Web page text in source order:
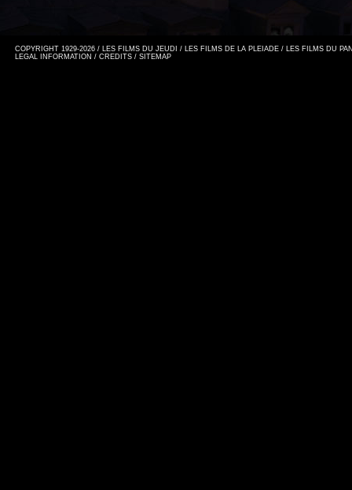
COPYRIGHT 1929-2026 / LES FILMS DU JEUDI / LES FILMS DE LA PLEIADE / LES FILMS DU
LEGAL INFORMATION / CREDITS / SITEMAP